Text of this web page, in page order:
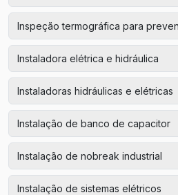
Inspeção termográfica para
Instaladora elétrica e hidráulica
Instaladoras hidráulicas e elétricas
Instalação de banco de capacitor
Instalação de nobreak industrial
Instalação de sistemas elétricos